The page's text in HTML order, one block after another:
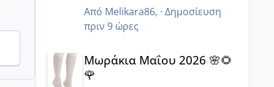
Από Melikara86, · Δημοσίευση
πριν 9 ώρες
Μωράκια Μαΐου 2026 🌸🌻🌹
Μωράκια Μαΐου 2026 🌸🌻
🌹